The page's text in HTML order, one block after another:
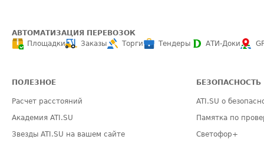
АВТОМАТИЗАЦИЯ ПЕРЕВОЗОК
Площадки
Заказы Торги Тендеры АТИ-Доки
ПОЛЕЗНОЕ
Расчет расстояний
Академия ATI.SU
Звезды ATI.SU на вашем сайте
БЕЗОПАСНОСТЬ
ATI.SU о
Памятка по
Светофор+